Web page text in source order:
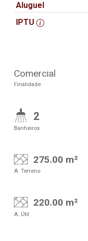
Aluguel
IPTU
Comercial
Finalidade
2
Banheiros
275.00 m²
A. Terreno
220.00 m²
A. Útil